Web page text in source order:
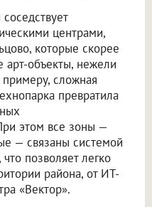
центрами,
которые скорее
арт-объекты, нежели
сложная
превратила
этом все зоны —
— связаны системой
позволяет легко
района, от ИТ-
«Вектор».